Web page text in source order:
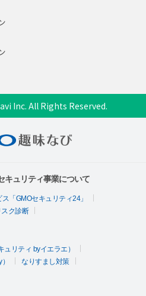
Inc. All Rights Reserved.